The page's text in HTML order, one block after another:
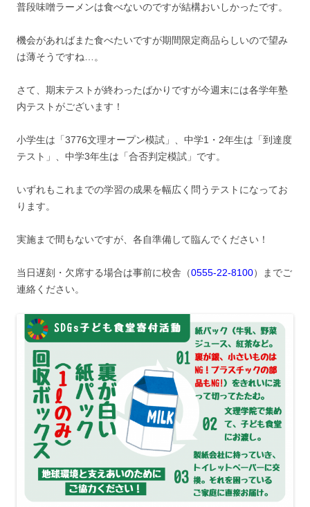
普段味噌ラーメンは食べないのですが結構おいしかったです。
機会があればまた食べたいですが期間限定商品らしいので望み
は薄そうですね…。
さて、期末テストが終わったばかりですが今週末には各学年塾
内テストがございます！
小学生は「3776文理オープン模試」、中学1・2年生は「到達度
テスト」、中学3年生は「合否判定模試」です。
いずれもこれまでの学習の成果を幅広く問うテストになってお
ります。
実施まで間もないですが、各自準備して臨んでください！
当日遅刻・欠席する場合は事前に校舎（0555-22-8100）までご
連絡ください。